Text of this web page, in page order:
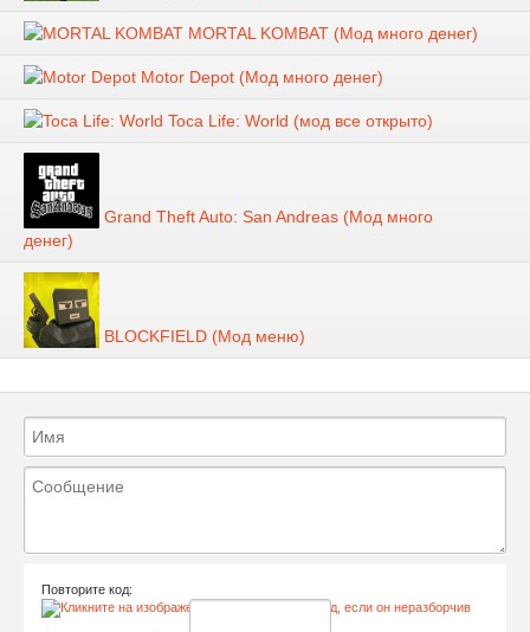
MORTAL KOMBAT (Мод много денег)
Motor Depot (Мод много денег)
Toca Life: World (мод все открыто)
Grand Theft Auto: San Andreas (Мод много
денег)
BLOCKFIELD (Мод меню)
Повторите код: